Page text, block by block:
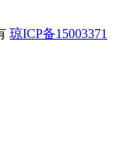
琼ICP备15003371